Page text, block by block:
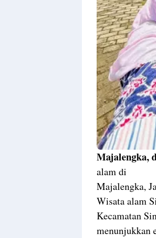
Majalengka,
alam di
Majalengka,
Wisata alam
Kecamatan
menunjukkan